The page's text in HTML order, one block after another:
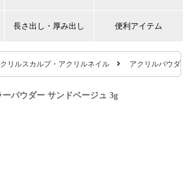
長さ出し・厚み出し 便利アイテム
リルスカルプ・アクリルネイル アクリルパウダ
パウダー サンドベージュ 3g